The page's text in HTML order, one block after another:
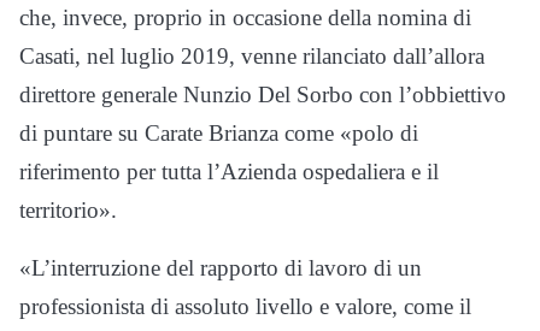
che, invece, proprio in occasione della nomina di
Casati, nel luglio 2019, venne rilanciato dall’allora
direttore generale Nunzio Del Sorbo con l’obbiettivo
di puntare su Carate Brianza come «polo di
riferimento per tutta l’Azienda ospedaliera e il
territorio».
«L’interruzione del rapporto di lavoro di un
professionista di assoluto livello e valore, come il